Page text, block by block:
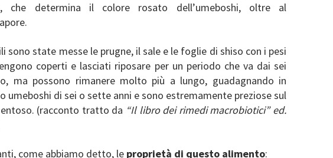
che determina il colore rosato dell’umeboshi, oltre al
sono state messe le prugne, il sale e le foglie di shiso con i pesi
coperti e lasciati riposare per un periodo che va dai sei
ma possono rimanere molto più a lungo, guadagnando in
umeboshi di sei o sette anni e sono estremamente preziose sul
(racconto tratto da “Il libro dei rimedi macrobiotici” ed.
come abbiamo detto, le proprietà di questo alimento: